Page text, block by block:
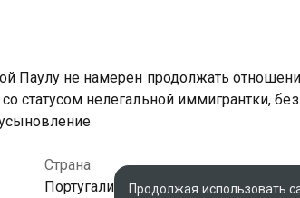
Паулу не намерен продолжать
статусом нелегальной иммигрантки,
Страна
Португалия
Продолжая использовать